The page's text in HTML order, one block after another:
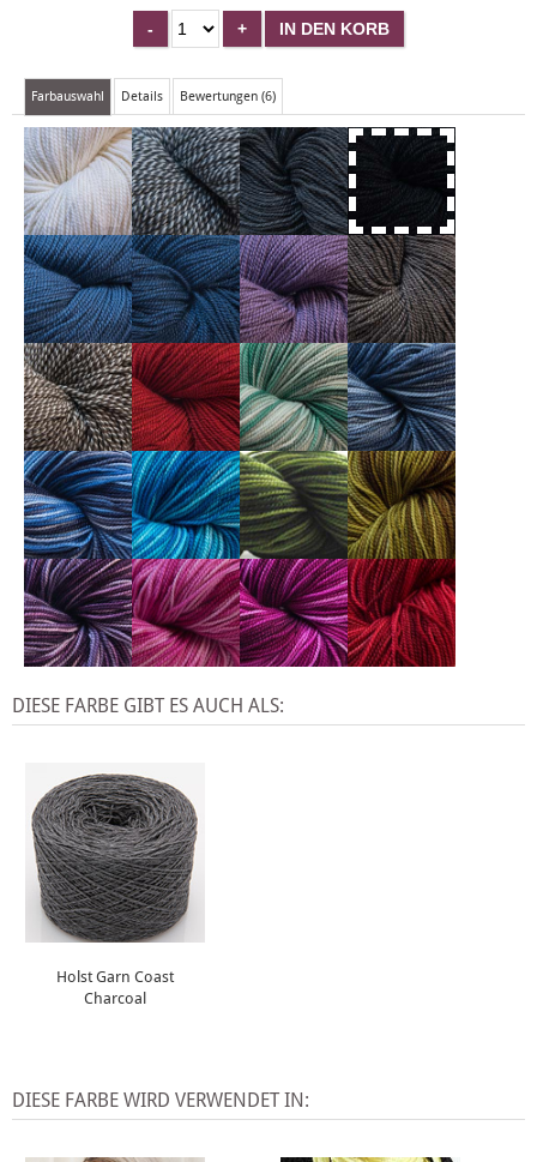
Farbauswahl Details Bewertungen (6)
X
DIESE FARBE GIBT ES AUCH ALS:
Holst Garn Coast
Charcoal
DIESE FARBE WIRD VERWENDET IN: